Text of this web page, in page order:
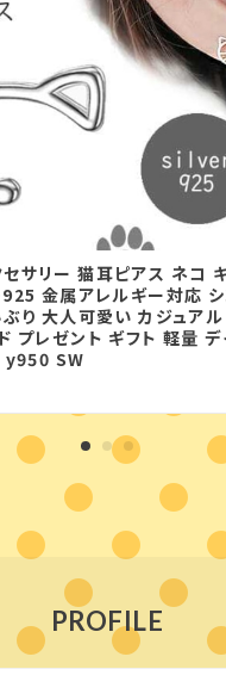
セサリー 猫耳ピアス ネコ
金属アレルギー対応
り 大人可愛い カジュア
プレゼント ギフト 軽量
SW
PROFILE